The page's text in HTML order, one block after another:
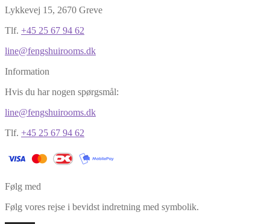
varesiden
Lykkevej 15, 2670 Greve
Tlf. +45 25 67 94 62
line@fengshuirooms.dk
Information
Hvis du har nogen spørgsmål:
line@fengshuirooms.dk
Tlf. +45 25 67 94 62
Følg med
Følg vores rejse i bevidst indretning med symbolik.